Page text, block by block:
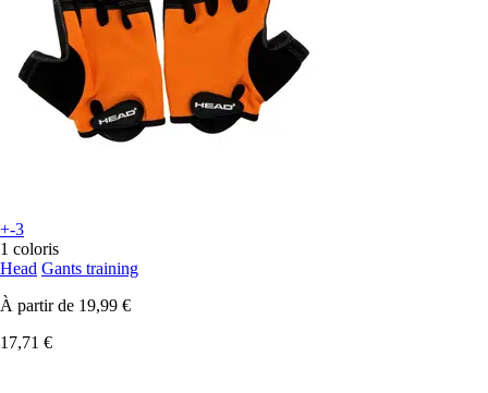
+-3
1 coloris
Head Gants training
À partir de 19,99 €
17,71 €